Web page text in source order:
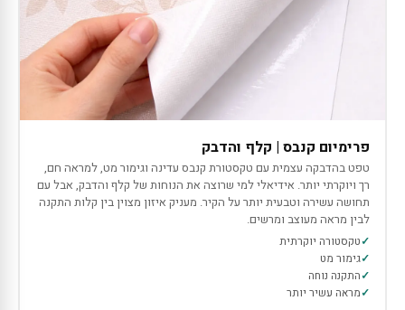
פרימיום קנבס | קלף והדבק
טפט בהדבקה עצמית עם טקסטורת קנבס עדינה וגימור מט, למראה חם,
רך ויוקרתי יותר. אידיאלי למי שרוצה את הנוחות של קלף והדבק, אבל עם
תחושה עשירה וטבעית יותר על הקיר. מעניק איזון מצוין בין קלות התקנה
לבין מראה מעוצב ומרשים.
טקסטורה יוקרתית
גימור מט
התקנה נוחה
מראה עשיר יותר